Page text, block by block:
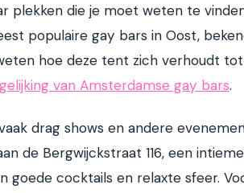
plekken die je moet weten te
populaire gay bars in Oost,
hoe deze tent zich verhoudt
van Amsterdamse gay bars.
drag shows en andere
de Bergwijckstraat 116, een
goede cocktails en relaxte sfeer.